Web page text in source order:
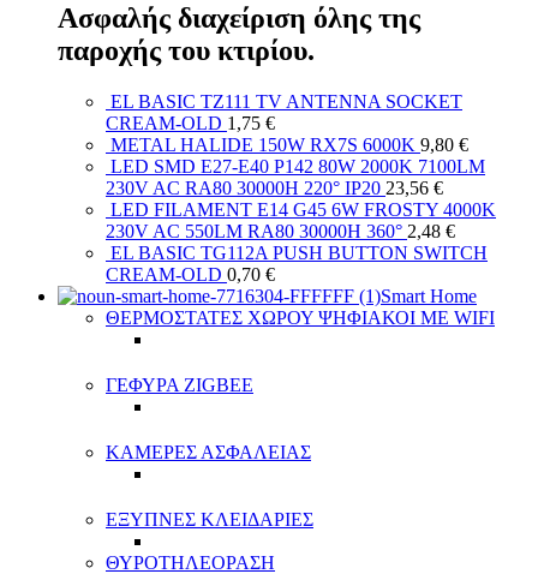
Ασφαλής διαχείριση όλης της
παροχής του κτιρίου.
EL BASIC TZ111 TV ANTENNA SOCKET
CREAM-OLD 1,75 €
METAL HALIDE 150W RX7S 6000K 9,80 €
LED SMD E27-E40 P142 80W 2000K 7100LM
230V AC RA80 30000H 220° IP20 23,56 €
LED FILAMENT E14 G45 6W FROSTY 4000K
230V AC 550LM RA80 30000H 360° 2,48 €
EL BASIC TG112A PUSH BUTTON SWITCH
CREAM-OLD 0,70 €
Smart Home
ΘΕΡΜΟΣΤΑΤΕΣ ΧΩΡΟΥ ΨΗΦΙΑΚΟΙ ΜΕ WIFI
ΓΕΦΥΡΑ ZIGBEE
ΚΑΜΕΡΕΣ ΑΣΦΑΛΕΙΑΣ
ΕΞΥΠΝΕΣ ΚΛΕΙΔΑΡΙΕΣ
ΘΥΡΟΤΗΛΕΟΡΑΣΗ